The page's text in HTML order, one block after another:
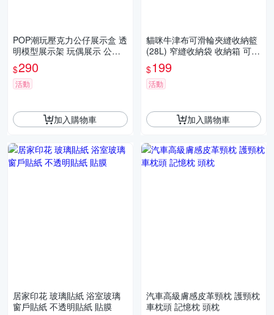
POP潮玩壓克力公仔展示盒 透
明模型展示架 玩偶展示 公仔
收納 擺飾收納 陳列架
$290
活動
加入購物車
貓咪牛津布可滑輪夾縫收納籃
(28L) 窄縫收納袋 收納箱 可摺
疊超大收納筐 桌下整理 髒衣
籃 洗衣籃
$199
活動
加入購物車
居家印花 玻璃貼紙 浴室玻璃
窗戶貼紙 不透明貼紙 貼膜
汽車高級膚感皮革頸枕 護頸枕
車枕頭 記憶枕 頭枕